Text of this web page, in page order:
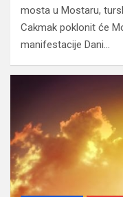
mosta u Mostaru,
Cakmak poklonit će
manifestacije Dani…